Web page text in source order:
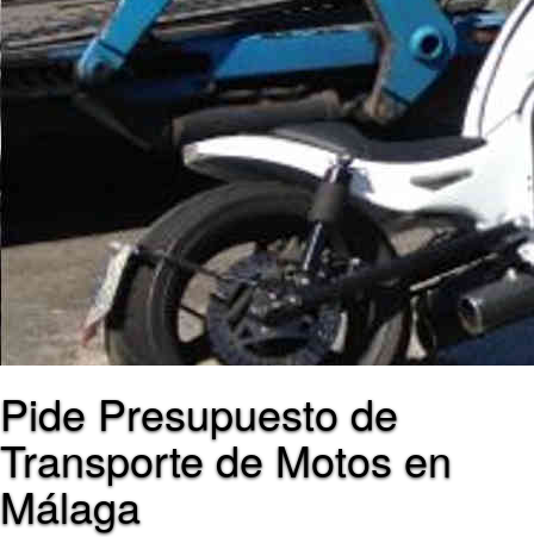
Pide Presupuesto de
Transporte de Motos en
Málaga